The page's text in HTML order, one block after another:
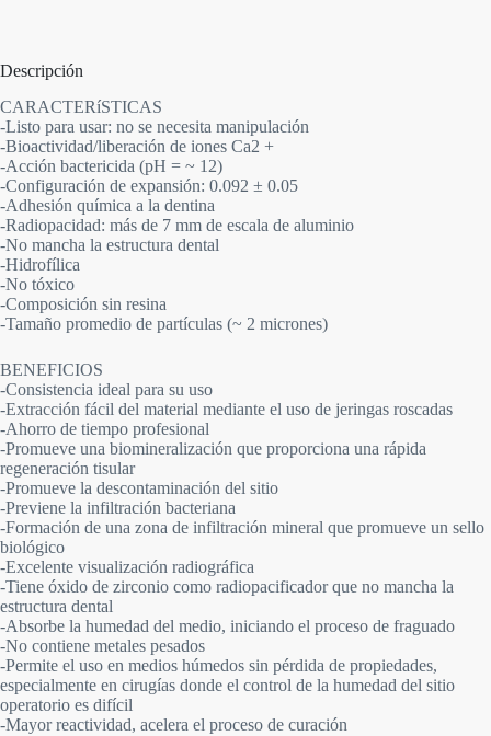
Descripción
CARACTERíSTICAS
-Listo para usar: no se necesita manipulación
-Bioactividad/liberación de iones Ca2 +
-Acción bactericida (pH = ~ 12)
-Configuración de expansión: 0.092 ± 0.05
-Adhesión química a la dentina
-Radiopacidad: más de 7 mm de escala de aluminio
-No mancha la estructura dental
-Hidrofílica
-No tóxico
-Composición sin resina
-Tamaño promedio de partículas (~ 2 micrones)
BENEFICIOS
-Consistencia ideal para su uso
-Extracción fácil del material mediante el uso de jeringas roscadas
-Ahorro de tiempo profesional
-Promueve una biomineralización que proporciona una rápida
regeneración tisular
-Promueve la descontaminación del sitio
-Previene la infiltración bacteriana
-Formación de una zona de infiltración mineral que promueve un sello
biológico
-Excelente visualización radiográfica
-Tiene óxido de zirconio como radiopacificador que no mancha la
estructura dental
-Absorbe la humedad del medio, iniciando el proceso de fraguado
-No contiene metales pesados
-Permite el uso en medios húmedos sin pérdida de propiedades,
especialmente en cirugías donde el control de la humedad del sitio
operatorio es difícil
-Mayor reactividad, acelera el proceso de curación